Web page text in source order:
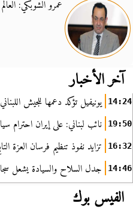
عمرو الشوبكي:
آخر الأخبار
14:24 يونيفيل تؤكد دعمها للجيش
19:50 نائب لبناني: على إيران احترام
16:32 تزايد نفوذ تنظيم فرسان العزة
14:46 جدل السلاح والسيادة يشعل
الفيس بوك